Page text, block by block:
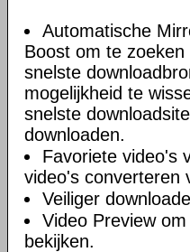
Automatische
Boost om te zoeken
snelste
mogelijkheid te
snelste
downloaden.
Favoriete video's
video's converteren
Veiliger
Video Preview
bekijken.